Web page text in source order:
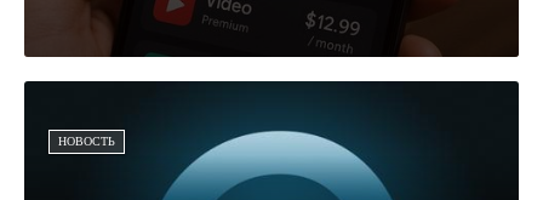
НОВОСТЬ